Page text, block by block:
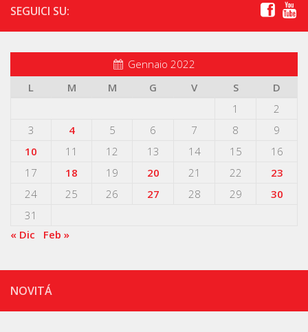
SEGUICI SU:
Gennaio 2022
L
M M G V S
D
1
2
3
4 5 6 7 8
9
10
11 12 13 14 15
16
17
18 19 20 21 22
23
24
25 26 27 28 29
30
31
« Dic
Feb »
NOVITÁ